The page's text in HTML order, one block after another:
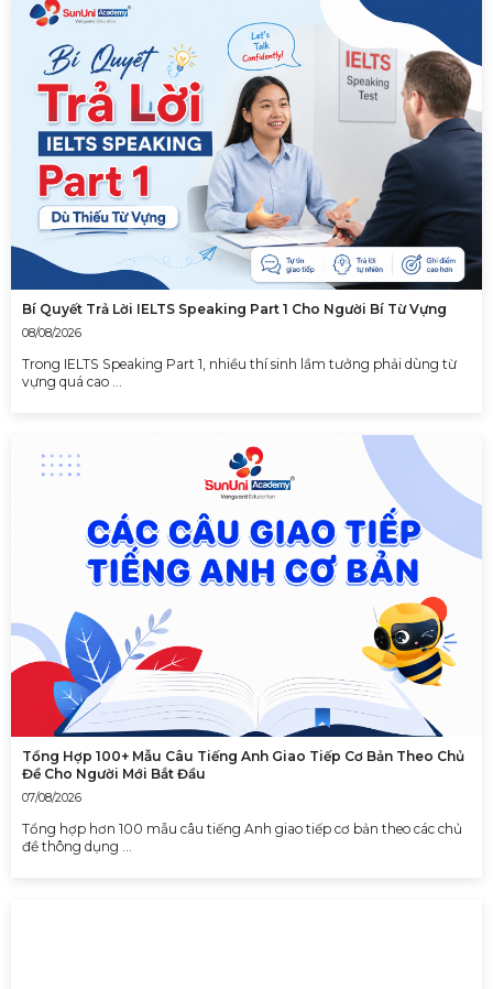
Bí Quyết Trả Lời IELTS Speaking Part 1 Cho Người Bí Từ Vựng
08/08/2026
Trong IELTS Speaking Part 1, nhiều thí sinh lầm tưởng phải dùng từ
vựng quá cao …
Tổng Hợp 100+ Mẫu Câu Tiếng Anh Giao Tiếp Cơ Bản Theo Chủ
Đề Cho Người Mới Bắt Đầu
07/08/2026
Tổng hợp hơn 100 mẫu câu tiếng Anh giao tiếp cơ bản theo các chủ
đề thông dụng …